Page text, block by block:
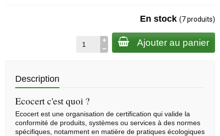
En stock (7 produits)
Ajouter au panier
Description
Ecocert c'est quoi ?
Ecocert est une organisation de certification qui valide la
conformité de produits, systèmes ou services à des normes
spécifiques, notamment en matière de pratiques écologiques